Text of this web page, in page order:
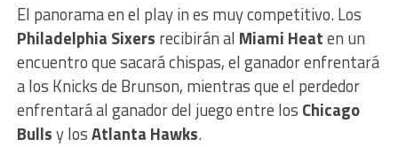
El panorama en el play in es muy competitivo. Los
Philadelphia Sixers recibirán al Miami Heaten un
encuentro que sacará chispas, el ganador enfrentará
a los Knicks de Brunson, mientras que el perdedor
enfrentará al ganador del juego entre los Chicago
Bullsy losAtlanta Hawks.